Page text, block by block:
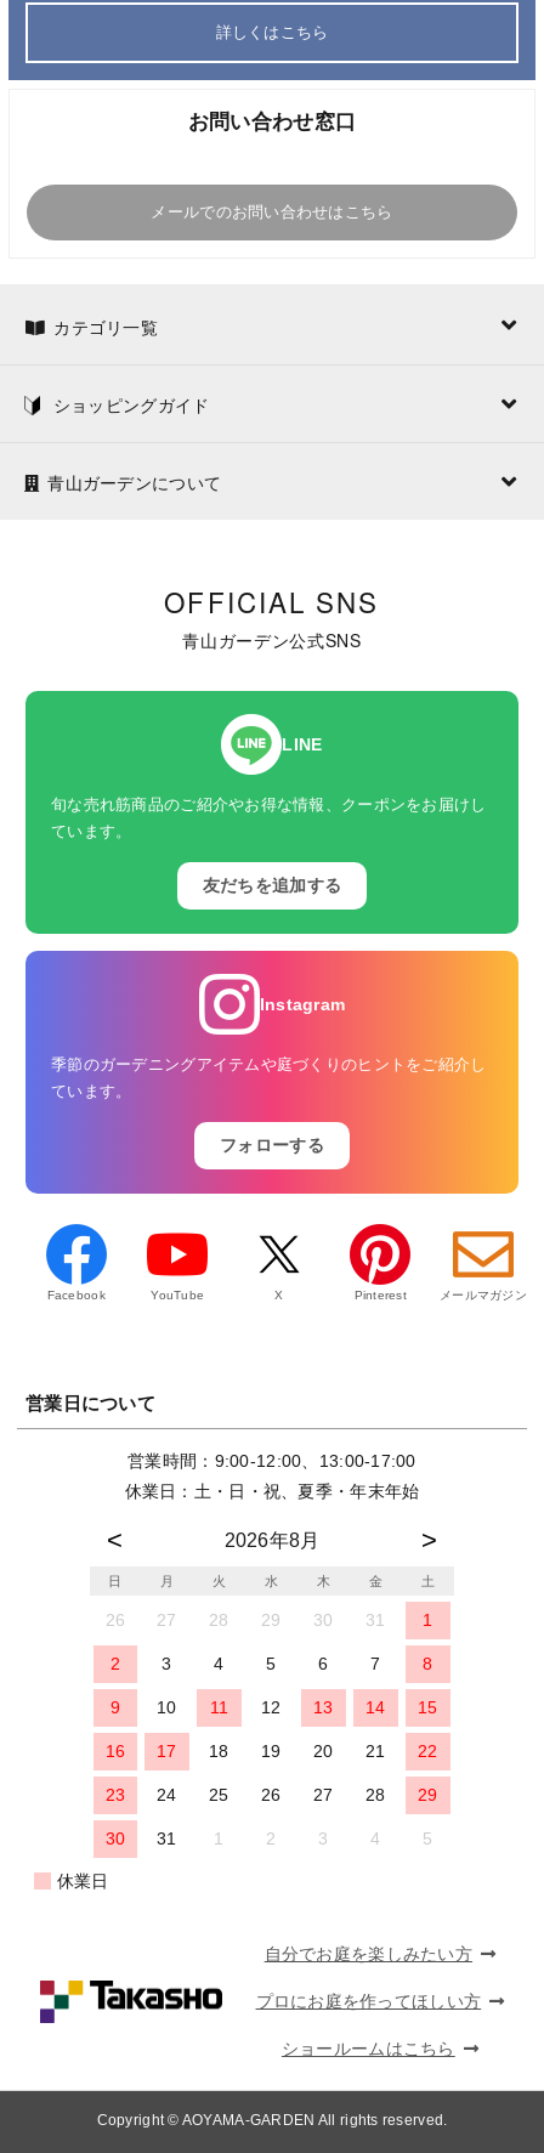
詳しくはこちら
お問い合わせ窓口
メールでのお問い合わせはこちら
カテゴリ一覧
ショッピングガイド
青山ガーデンについて
OFFICIAL SNS
青山ガーデン公式SNS
LINE
旬な売れ筋商品のご紹介やお得な情報、クーポンをお届けし
ています。
友だちを追加する
Instagram
季節のガーデニングアイテムや庭づくりのヒントをご紹介し
ています。
フォローする
Facebook YouTube X Pinterest メールマガジン
営業日について
営業時間：9:00-12:00、13:00-17:00
休業日：土・日・祝、夏季・年末年始
2026年8月
日 月 火 水 木 金 土
26 27 28 29 30 31 1
2 3 4 5 6 7 8
9 10 11 12 13 14 15
16 17 18 19 20 21 22
23 24 25 26 27 28 29
30 31 1 2 3 4 5
休業日
自分でお庭を楽しみたい方
プロにお庭を作ってほしい方
ショールームはこちら
Copyright © AOYAMA-GARDEN All rights reserved.